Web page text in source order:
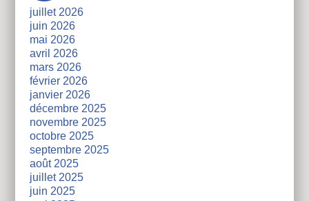
juillet 2026
juin 2026
mai 2026
avril 2026
mars 2026
février 2026
janvier 2026
décembre 2025
novembre 2025
octobre 2025
septembre 2025
août 2025
juillet 2025
juin 2025